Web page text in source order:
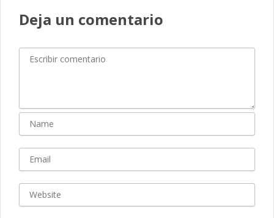
Deja un comentario